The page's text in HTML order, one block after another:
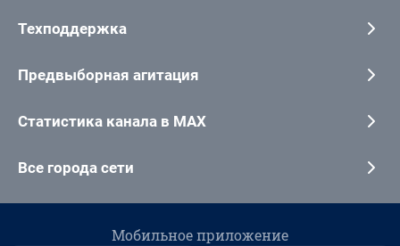
Техподдержка
Предвыборная агитация
Статистика канала в MAX
Все города сети
Мобильное приложение